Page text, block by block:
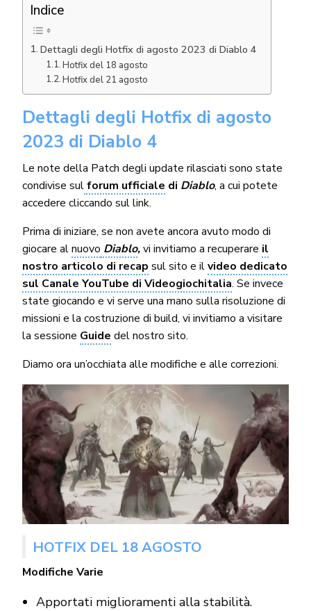
Indice
Dettagli degli Hotfix di agosto 2023 di Diablo 4
Hotfix del 18 agosto
Hotfix del 21 agosto
Dettagli degli Hotfix di agosto
2023 di Diablo 4
Le note della Patch degli update rilasciati sono state
condivise sulforum ufficiale di Diablo, a cui potete
accedere cliccando sul link.
Prima di iniziare, se non avete ancora avuto modo di
giocare alnuovo Diablo,vi invitiamo a recuperare il
nostro articolo di recap sul sito e ilvideo dedicato
sul Canale YouTube di Videogiochitalia. Se invece
state giocando e vi serve una mano sulla risoluzione di
missioni e la costruzione di build, vi invitiamo a visitare
la sessione Guide del nostro sito.
Diamo ora un’occhiata alle modifiche e alle correzioni.
HOTFIX DEL 18 AGOSTO
Modifiche Varie
Apportati miglioramenti alla stabilità.